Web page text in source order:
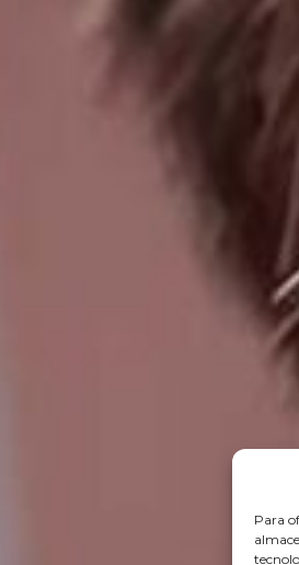
Para